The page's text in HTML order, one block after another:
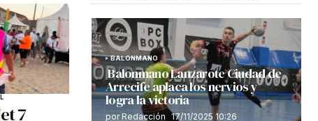
7
BALONMANO
Balonmano Lanzarote Ciudad de
Arrecife aplaca los nervios y
logra la victoria
por Redacción 17/11/2025 10:26